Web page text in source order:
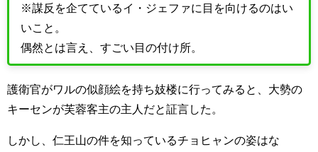
※謀反を企てているイ・ジェファに目を向けるのはい
いこと。
偶然とは言え、すごい目の付け所。
護衛官がワルの似顔絵を持ち妓楼に行ってみると、大勢の
キーセンが芙蓉客主の主人だと証言した。
しかし、仁王山の件を知っているチョヒャンの姿はな